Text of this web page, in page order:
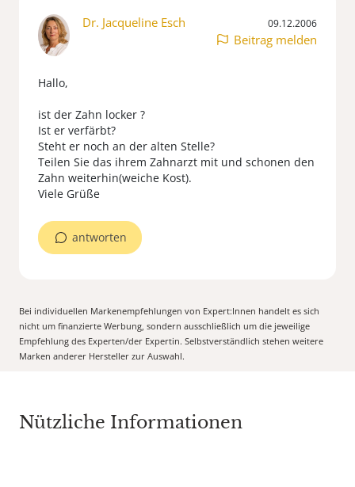
Dr. Jacqueline Esch 09.12.2006
Beitrag melden
Hallo,
ist der Zahn locker ?
Ist er verfärbt?
Steht er noch an der alten Stelle?
Teilen Sie das ihrem Zahnarzt mit und schonen den
Zahn weiterhin(weiche Kost).
antworten
Bei individuellen Markenempfehlungen von Expert:Innen handelt es sich
nicht um finanzierte Werbung, sondern ausschließlich um die jeweilige
Empfehlung des Experten/der Expertin. Selbstverständlich stehen weitere
Marken anderer Hersteller zur Auswahl.
Nützliche Informationen